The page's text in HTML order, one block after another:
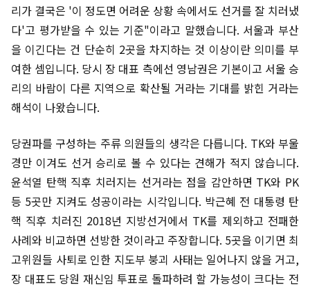
리가 결국은 '이 정도면 어려운 상황 속에서도 선거를 잘 치러냈
다'고 평가받을 수 있는 기준"이라고 말했습니다. 서울과 부산
을 이긴다는 건 단순히 2곳을 차지하는 것 이상이란 의미를 부
여한 셈입니다. 당시 장 대표 측에선 영남권은 기본이고 서울 승
리의 바람이 다른 지역으로 확산될 거라는 기대를 밝힌 거라는
해석이 나왔습니다.
당권파를 구성하는 주류 의원들의 생각은 다릅니다. TK와 부울
경만 이겨도 선거 승리로 볼 수 있다는 견해가 적지 않습니다.
윤석열 탄핵 직후 치러지는 선거라는 점을 감안하면 TK와 PK
등 5곳만 지켜도 성공이라는 시각입니다. 박근혜 전 대통령 탄
핵 직후 치러진 2018년 지방선거에서 TK를 제외하고 전패한
사례와 비교하면 선방한 것이라고 주장합니다. 5곳을 이기면 최
고위원들 사퇴로 인한 지도부 붕괴 사태는 일어나지 않을 거고,
장 대표도 당원 재신임 투표로 돌파하려 할 가능성이 크다는 전